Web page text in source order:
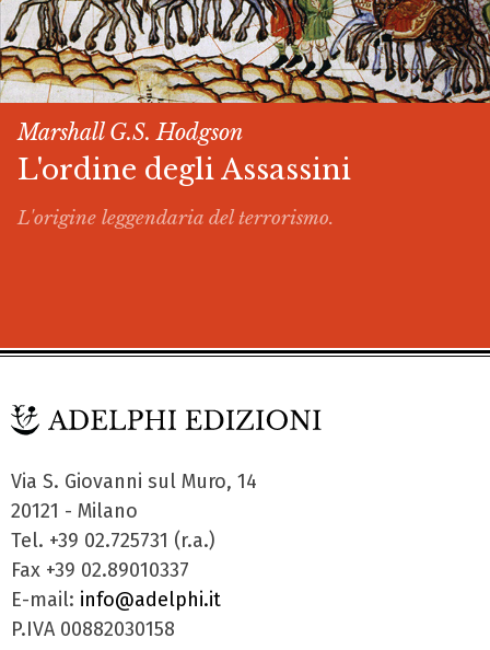
Marshall G.S. Hodgson
L'ordine degli Assassini
L'origine leggendaria del terrorismo.
Via S. Giovanni sul Muro, 14
20121 - Milano
Tel. +39 02.725731 (r.a.)
Fax +39 02.89010337
E-mail: info@adelphi.it
P.IVA 00882030158